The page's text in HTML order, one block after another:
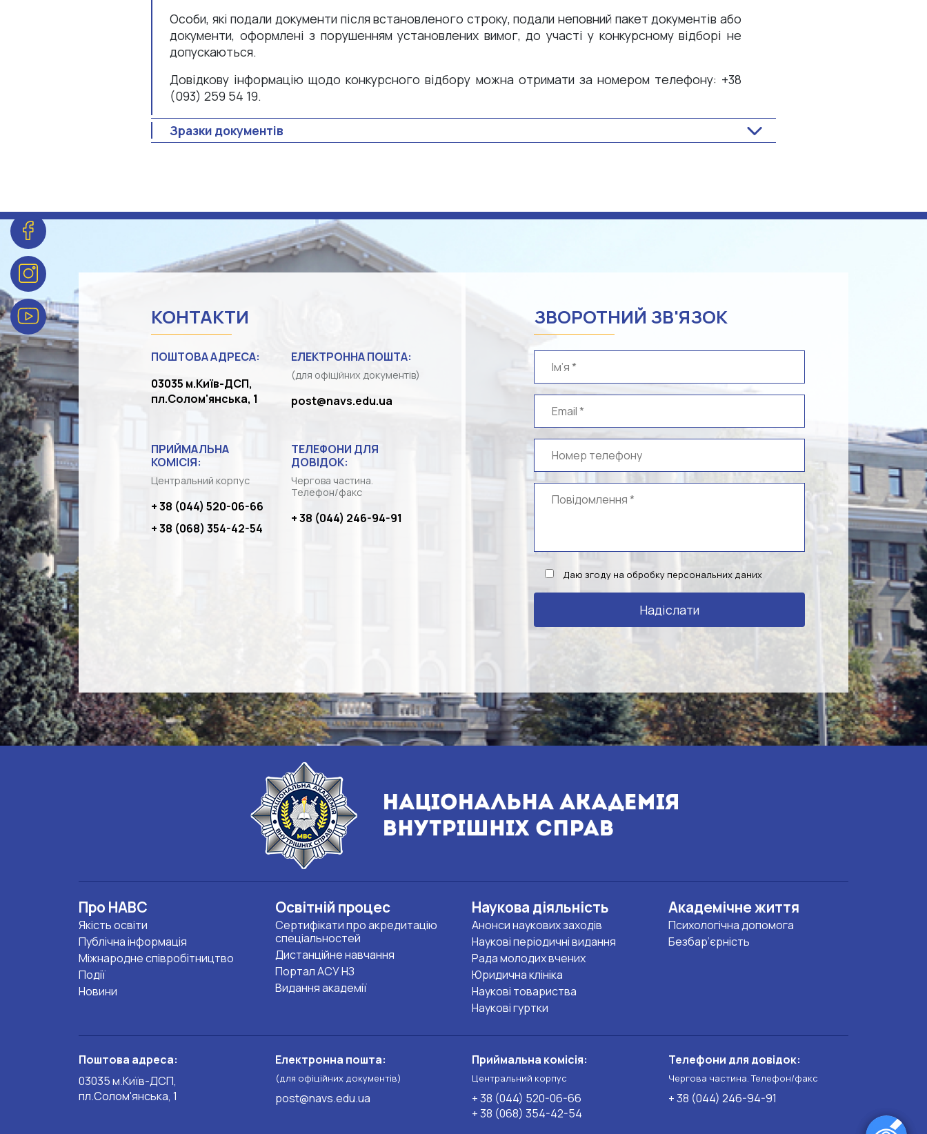
Особи, які подали документи після встановленого строку, подали неповний пакет документів або
документи, оформлені з порушенням установлених вимог, до участі у конкурсному відборі не
допускаються.
Довідкову інформацію щодо конкурсного відбору можна отримати за номером телефону: +38
(093) 259 54 19.
Зразки документів
КОНТАКТИ
ПОШТОВА АДРЕСА:
03035 м.Київ-ДСП,
пл.Солом'янська, 1
ЕЛЕКТРОННА ПОШТА:
(для офіційних документів)
post@navs.edu.ua
ПРИЙМАЛЬНА
КОМІСІЯ:
Центральний корпус
+ 38 (044) 520-06-66
+ 38 (068) 354-42-54
ТЕЛЕФОНИ ДЛЯ
ДОВІДОК:
Чергова частина.
Телефон/факс
+ 38 (044) 246-94-91
ЗВОРОТНИЙ ЗВ'ЯЗОК
Даю згоду на обробку персональних даних
Про НАВС
Якість освіти
Публічна інформація
Міжнародне співробітництво
Події
Новини
Освітній процес
Сертифікати про акредитацію
спеціальностей
Дистанційне навчання
Портал АСУ НЗ
Видання академії
Наукова діяльність
Анонси наукових заходів
Наукові періодичні видання
Рада молодих вчених
Юридична клініка
Наукові товариства
Наукові гуртки
Академічне життя
Психологічна допомога
Безбар’єрність
Поштова адреса:
03035 м.Київ-ДСП,
пл.Солом'янська, 1
Електронна пошта:
(для офіційних документів)
post@navs.edu.ua
Приймальна комісія:
Центральний корпус
+ 38 (044) 520-06-66
+ 38 (068) 354-42-54
Телефони для довідок:
Чергова частина. Телефон/факс
+ 38 (044) 246-94-91